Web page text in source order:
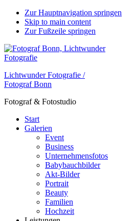
Zur Hauptnavigation springen
Skip to main content
Zur Fußzeile springen
Lichtwunder Fotografie /
Fotograf Bonn
Fotograf & Fotostudio
Start
Galerien
Event
Business
Unternehmensfotos
Babybauchbilder
Akt-Bilder
Portrait
Beauty
Familien
Hochzeit